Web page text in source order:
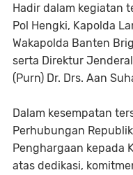
Hadir dalam kegiatan
Pol Hengki, Kapolda
Wakapolda Banten
serta Direktur
(Purn) Dr. Drs. Aan
Dalam kesempatan
Perhubungan
Penghargaan kepada
atas dedikasi,